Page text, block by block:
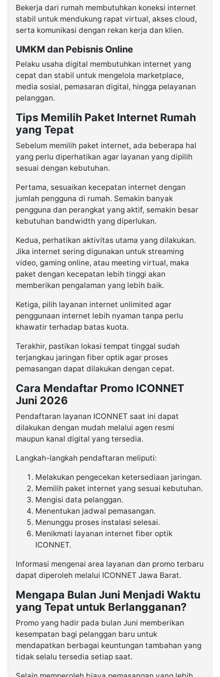
Bekerja dari rumah membutuhkan koneksi internet
stabil untuk mendukung rapat virtual, akses cloud,
serta komunikasi dengan rekan kerja dan klien.
UMKM dan Pebisnis Online
Pelaku usaha digital membutuhkan internet yang
cepat dan stabil untuk mengelola marketplace,
media sosial, pemasaran digital, hingga pelayanan
pelanggan.
Tips Memilih Paket Internet Rumah
yang Tepat
Sebelum memilih paket internet, ada beberapa hal
yang perlu diperhatikan agar layanan yang dipilih
sesuai dengan kebutuhan.
Pertama, sesuaikan kecepatan internet dengan
jumlah pengguna di rumah. Semakin banyak
pengguna dan perangkat yang aktif, semakin besar
kebutuhan bandwidth yang diperlukan.
Kedua, perhatikan aktivitas utama yang dilakukan.
Jika internet sering digunakan untuk streaming
video, gaming online, atau meeting virtual, maka
paket dengan kecepatan lebih tinggi akan
memberikan pengalaman yang lebih baik.
Ketiga, pilih layanan internet unlimited agar
penggunaan internet lebih nyaman tanpa perlu
khawatir terhadap batas kuota.
Terakhir, pastikan lokasi tempat tinggal sudah
terjangkau jaringan fiber optik agar proses
pemasangan dapat dilakukan dengan cepat.
Cara Mendaftar Promo ICONNET
Juni 2026
Pendaftaran layanan ICONNET saat ini dapat
dilakukan dengan mudah melalui agen resmi
maupun kanal digital yang tersedia.
Langkah-langkah pendaftaran meliputi:
Melakukan pengecekan ketersediaan jaringan.
Memilih paket internet yang sesuai kebutuhan.
Mengisi data pelanggan.
Menentukan jadwal pemasangan.
Menunggu proses instalasi selesai.
Menikmati layanan internet fiber optik
ICONNET.
Informasi mengenai area layanan dan promo terbaru
dapat diperoleh melalui ICONNET Jawa Barat.
Mengapa Bulan Juni Menjadi Waktu
yang Tepat untuk Berlangganan?
Promo yang hadir pada bulan Juni memberikan
kesempatan bagi pelanggan baru untuk
mendapatkan berbagai keuntungan tambahan yang
tidak selalu tersedia setiap saat.